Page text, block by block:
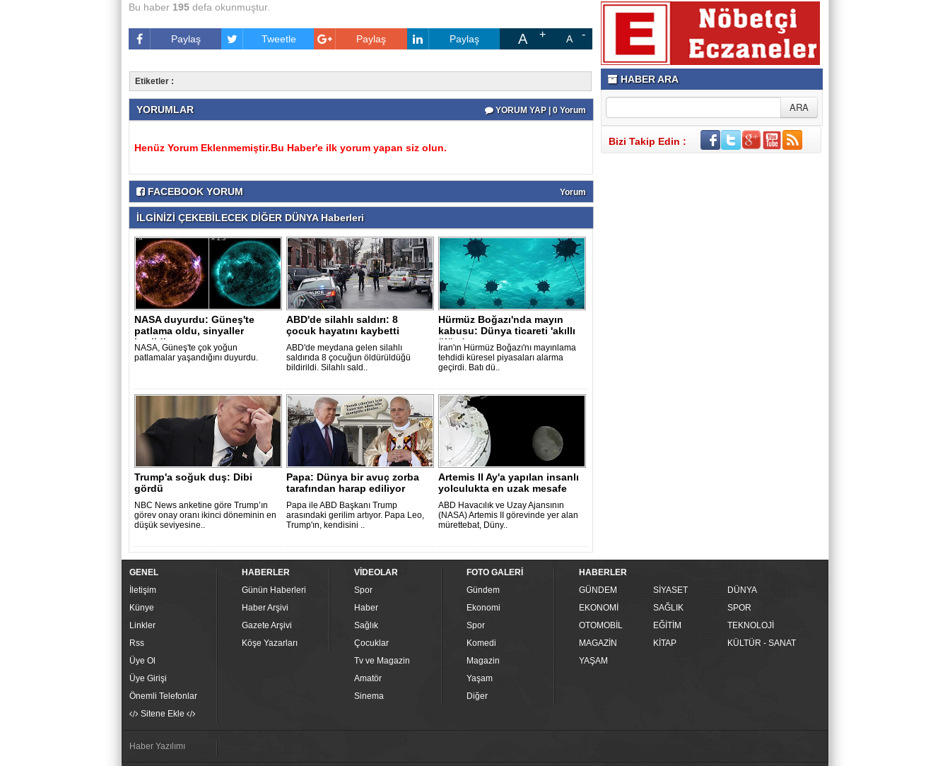
Bu haber 195 defa okunmuştur.
Paylaş Tweetle Paylaş Paylaş A A
Etiketler :
YORUMLAR YORUM YAP | 0 Yorum
Henüz Yorum Eklenmemiştir.Bu Haber'e ilk yorum yapan siz olun.
FACEBOOK YORUM Yorum
İLGİNİZİ ÇEKEBİLECEK DİĞER DÜNYA Haberleri
NASA duyurdu: Güneş'te
patlama oldu, sinyaller
kesildi
NASA, Güneş'te çok yoğun
patlamalar yaşandığını duyurdu.
ABD'de silahlı saldırı: 8
çocuk hayatını kaybetti
ABD'de meydana gelen silahlı
saldırıda 8 çocuğun öldürüldüğü
bildirildi. Silahlı sald..
Hürmüz Boğazı'nda mayın
kabusu: Dünya ticareti 'akıllı
ölüm'..
İran'ın Hürmüz Boğazı'nı mayınlama
tehdidi küresel piyasaları alarma
geçirdi. Batı dü..
Trump'a soğuk duş: Dibi
gördü
NBC News anketine göre Trump’ın
görev onay oranı ikinci döneminin en
düşük seviyesine..
Papa: Dünya bir avuç zorba
tarafından harap ediliyor
Papa ile ABD Başkanı Trump
arasındaki gerilim artıyor. Papa Leo,
Trump'ın, kendisini ..
Artemis II Ay'a yapılan insanlı
yolculukta en uzak mesafe
re..
ABD Havacılık ve Uzay Ajansının
(NASA) Artemis II görevinde yer alan
mürettebat, Düny..
HABER ARA
Bizi Takip Edin :
GENEL
İletişim
Künye
Linkler
Rss
Üye Ol
Üye Girişi
Önemli Telefonlar
Sitene Ekle
HABERLER
Günün Haberleri
Haber Arşivi
Gazete Arşivi
Köşe Yazarları
VİDEOLAR
Spor
Haber
Sağlık
Çocuklar
Tv ve Magazin
Amatör
Sinema
FOTO GALERİ
Gündem
Ekonomi
Spor
Komedi
Magazin
Yaşam
Diğer
HABERLER
GÜNDEM
SİYASET
DÜNYA
EKONOMİ
SAĞLIK
SPOR
OTOMOBİL
EĞİTİM
TEKNOLOJİ
MAGAZİN
KİTAP
KÜLTÜR - SANAT
YAŞAM
Haber Yazılımı